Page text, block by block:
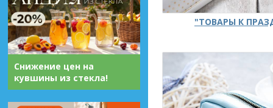
Снижение цен на
кувшины из стекла!
"ТОВАРЫ К